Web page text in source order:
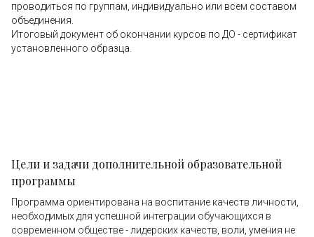
проводиться по группам, индивидуально или всем составом
объединения.
Итоговый документ об окончании курсов по ДО - сертификат
установленного образца.
Цели и задачи дополнительной образовательной
программы
Программа ориентирована на воспитание качеств личности,
необходимых для успешной интеграции обучающихся в
современном обществе - лидерских качеств, воли, умения не